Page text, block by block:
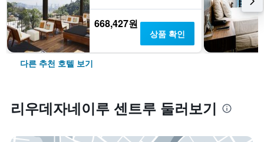
668,427원
상품 확인
다른 추천 호텔 보기
리우데자네이루 센트루 둘러보기